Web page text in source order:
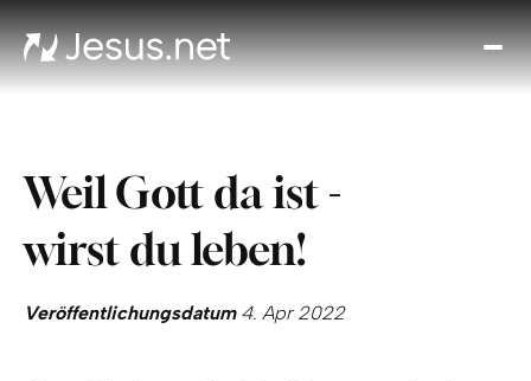
Weil Gott da ist -
wirst du leben!
Veröffentlichungsdatum4. Apr 2022